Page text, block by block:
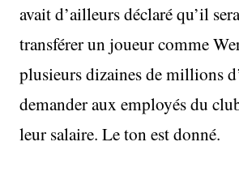
avait d’ailleurs déclaré qu’il
transférer un joueur comme
plusieurs dizaines de millions
demander aux employés du
leur salaire. Le ton est donné.